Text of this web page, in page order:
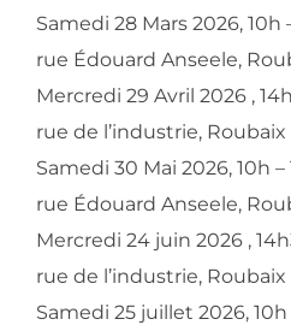
Samedi 28 Mars 2026, 10h
rue Édouard Anseele,
Mercredi 29 Avril 2026 ,
rue de l’industrie, Roubaix
Samedi 30 Mai 2026, 10h –
rue Édouard Anseele,
Mercredi 24 juin 2026 ,
rue de l’industrie, Roubaix
Samedi 25 juillet 2026, 10h